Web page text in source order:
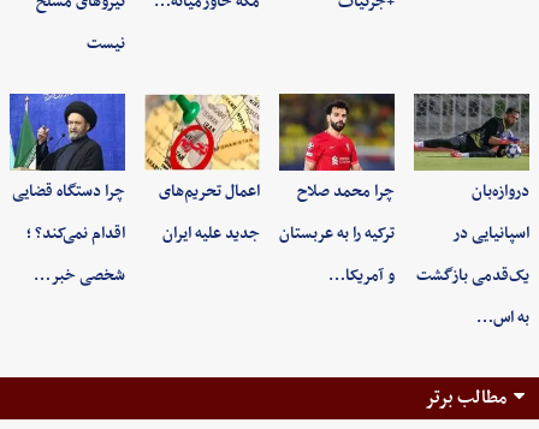
نیست
دروازه‌بان
اسپانیایی در
یک‌قدمی بازگشت
به اس…
چرا محمد صلاح
ترکیه را به عربستان
و آمریکا…
اعمال تحریم‌های
جدید علیه ایران
چرا دستگاه قضایی
اقدام نمی‌کند؟ ؛
شخصی خبر…
مطالب برتر